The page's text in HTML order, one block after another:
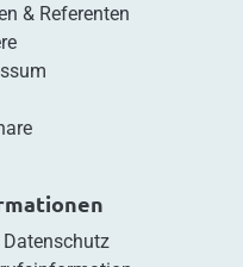
& Referenten
Datenschutz